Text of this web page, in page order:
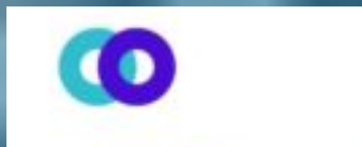
содержимому